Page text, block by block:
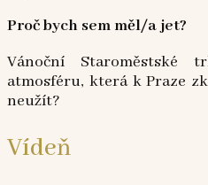
Proč bych sem měl/a jet?
Vánoční Staroměstské
atmosféru, která k Praze
neužít?
Vídeň